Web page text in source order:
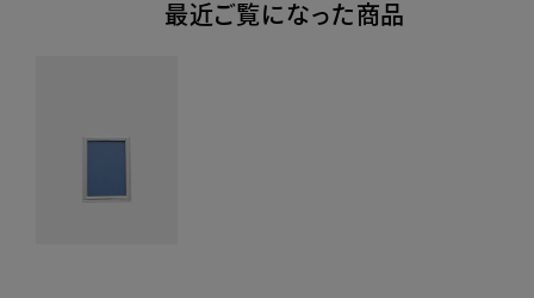
最近ご覧になった商品